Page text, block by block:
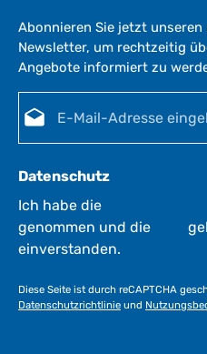
z
e
i
t
:
1
-
W
e
r
g
Abonnieren Sie jetzt
Newsletter, um rechtzeitig
Angebote informiert zu
Datenschutz
Ich habe die
genommen und die
einverstanden.
Diese Seite ist durch reCAPTCHA
Datenschutzrichtlinie und